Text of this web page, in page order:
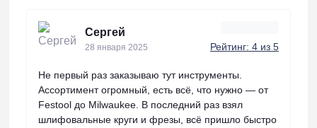
Сергей
28 января 2025 Рейтинг: 4 из 5
Не первый раз заказываю тут инструменты.
Ассортимент огромный, есть всё, что нужно — от
Festool до Milwaukee. В последний раз взял
шлифовальные круги и фрезы, всё пришло быстро